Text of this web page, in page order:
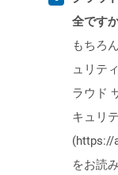
全です
もちろ
ュリテ
ラウド
キュリ
(https://
をお読